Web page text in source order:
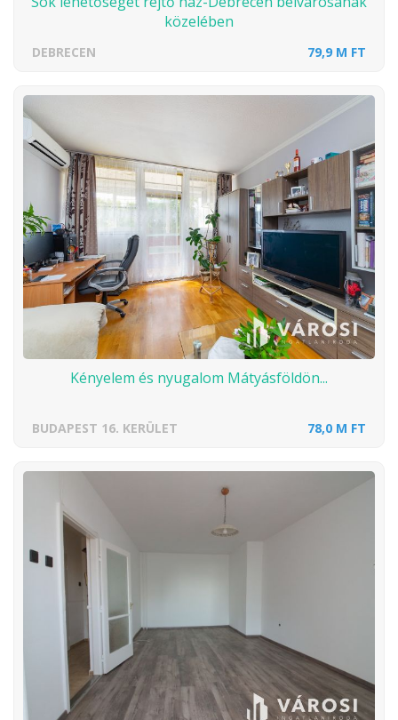
közelében
DEBRECEN 79,9 M FT
Kényelem és nyugalom Mátyásföldön...
BUDAPEST 16. KERÜLET 78,0 M FT